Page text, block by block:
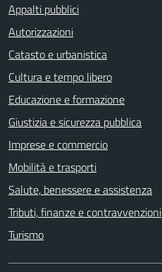
Appalti pubblici
Autorizzazioni
Catasto e urbanistica
Cultura e tempo libero
Educazione e formazione
Giustizia e sicurezza pubblica
Imprese e commercio
Mobilità e trasporti
Salute, benessere e assistenza
Tributi, finanze e contravvenzioni
Turismo